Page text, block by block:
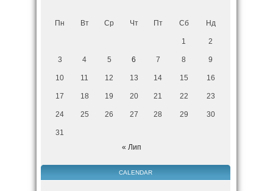
Пн Вт Ср Чт Пт Сб Нд
1 2
3 4 5 6 7 8 9
10 11 12 13 14 15 16
17 18 19 20 21 22 23
24 25 26 27 28 29 30
31
« Лип
CALENDAR